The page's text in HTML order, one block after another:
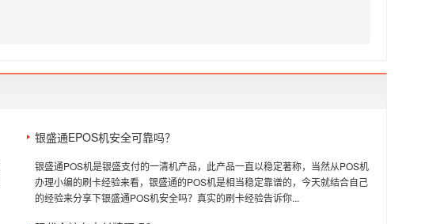
银盛通EPOS机安全可靠吗？
银盛通POS机是银盛支付的一清机产品，此产品一直以稳定著称，当然从POS机
办理小编的刷卡经验来看，银盛通的POS机是相当稳定靠谱的，今天就结合自己
的经验来分享下银盛通POS机安全吗？真实的刷卡经验告诉你...